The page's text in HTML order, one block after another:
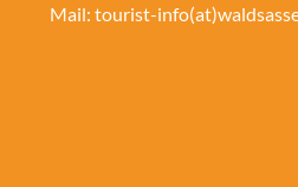
Mail: tourist-